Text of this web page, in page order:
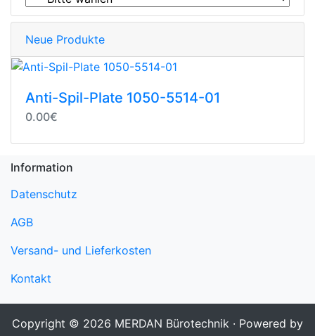
Neue Produkte
Anti-Spil-Plate 1050-5514-01
0.00€
Information
Datenschutz
AGB
Versand- und Lieferkosten
Kontakt
Copyright © 2026 MERDAN Bürotechnik · Powered by